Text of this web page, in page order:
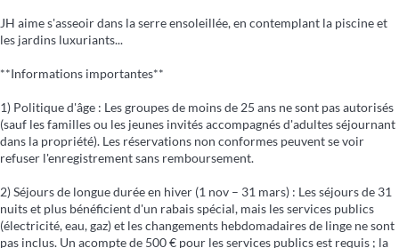
JH aime s'asseoir dans la serre ensoleillée, en contemplant la piscine et
les jardins luxuriants...
**Informations importantes**
1) Politique d'âge : Les groupes de moins de 25 ans ne sont pas autorisés
(sauf les familles ou les jeunes invités accompagnés d'adultes séjournant
dans la propriété). Les réservations non conformes peuvent se voir
refuser l'enregistrement sans remboursement.
2) Séjours de longue durée en hiver (1 nov – 31 mars) : Les séjours de 31
nuits et plus bénéficient d'un rabais spécial, mais les services publics
(électricité, eau, gaz) et les changements hebdomadaires de linge ne sont
pas inclus. Un acompte de 500 € pour les services publics est requis ; la